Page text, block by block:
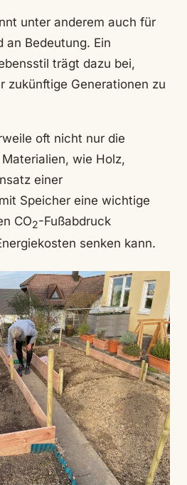
unter anderem auch für
an Bedeutung. Ein
trägt dazu bei,
zukünftige Generationen zu
oft nicht nur die
wie Holz,
einer
Speicher eine wichtige
CO2-Fußabdruck
senken kann.